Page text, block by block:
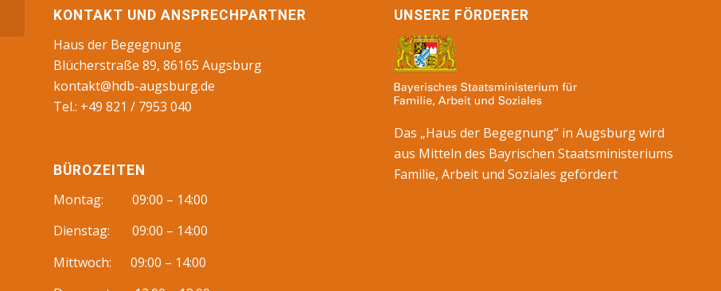
KONTAKT UND ANSPRECHPARTNER
Haus der Begegnung
Blücherstraße 89, 86165 Augsburg
kontakt@hdb-augsburg.de
Tel.: +49 821 / 7953 040
BÜROZEITEN
Montag: 09:00 – 14:00
Dienstag: 09:00 – 14:00
Mittwoch: 09:00 – 14:00
UNSERE FÖRDERER
Das „Haus der Begegnung“ in Augsburg wird
aus Mitteln des Bayrischen Staatsministeriums
Familie, Arbeit und Soziales gefördert